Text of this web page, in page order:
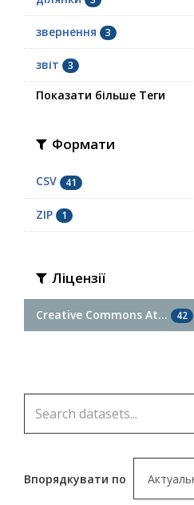
звернення 3
звіт 3
Показати більше Теги
Формати
CSV 41
ZIP 1
Ліцензії
Creative Commons At... 42
Впорядкувати по